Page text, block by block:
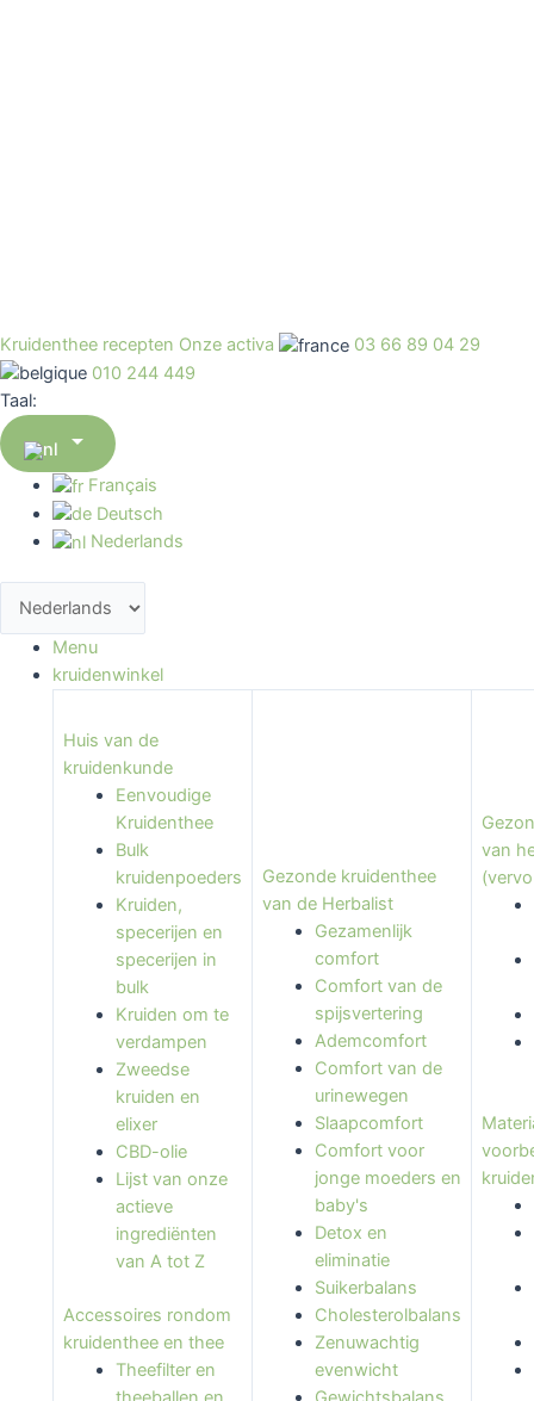
Kruidenthee recepten Onze activa
03 66 89 04 29
010 244 449
Taal:

Français
Deutsch
Nederlands
Menu
kruidenwinkel
Huis van de
kruidenkunde
Eenvoudige
Kruidenthee
Bulk
kruidenpoeders
Kruiden,
specerijen en
specerijen in
bulk
Kruiden om te
verdampen
Zweedse
kruiden en
elixer
CBD-olie
Lijst van onze
actieve
ingrediënten
van A tot Z
Accessoires rondom
kruidenthee en thee
Theefilter en
Gezonde kruidenthee
van de Herbalist
Gezamenlijk
comfort
Comfort van de
spijsvertering
Ademcomfort
Comfort van de
urinewegen
Slaapcomfort
Comfort voor
jonge moeders en
baby's
Detox en
eliminatie
Suikerbalans
Cholesterolbalans
Zenuwachtig
evenwicht
van